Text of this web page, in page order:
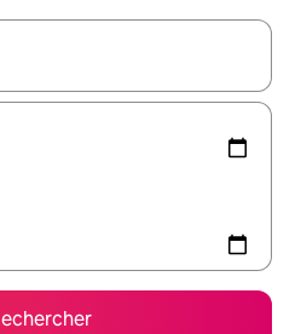
utilisez les flèches vers le